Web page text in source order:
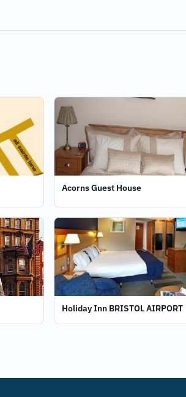
Acorns Guest House
Holiday Inn BRISTOL AIRPORT